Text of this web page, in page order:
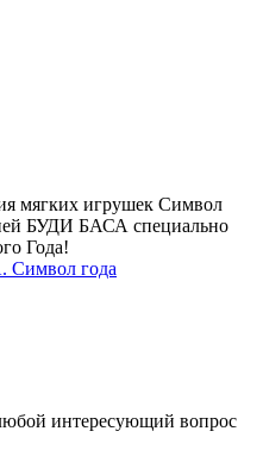
мягких игрушек Символ
БУДИ БАСА специально
Года!
Символ года
интересующий вопрос